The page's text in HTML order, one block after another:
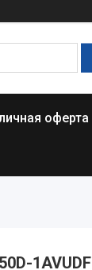
оферта
1AVUDF